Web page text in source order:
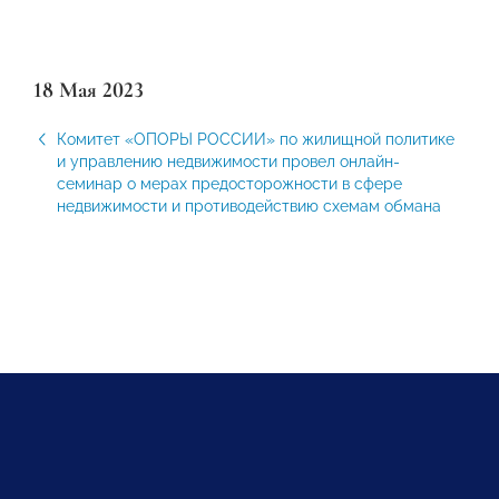
18 Мая 2023
Комитет «ОПОРЫ РОССИИ» по жилищной политике
и управлению недвижимости провел онлайн-
семинар о мерах предосторожности в сфере
недвижимости и противодействию схемам обмана